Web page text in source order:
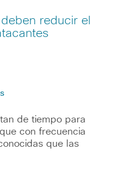
reducir el
de tiempo para
con frecuencia
que las